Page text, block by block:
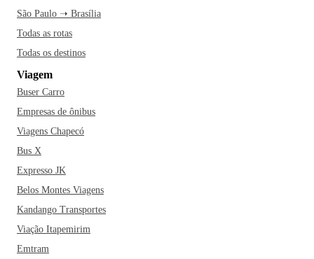
São Paulo ➝ Brasília
Todas as rotas
Todas os destinos
Viagem
Buser Carro
Empresas de ônibus
Viagens Chapecó
Bus X
Expresso JK
Belos Montes Viagens
Kandango Transportes
Viação Itapemirim
Emtram